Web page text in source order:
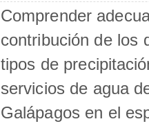
Comprender
contribución de los
tipos de
servicios de agua
Galápagos en el